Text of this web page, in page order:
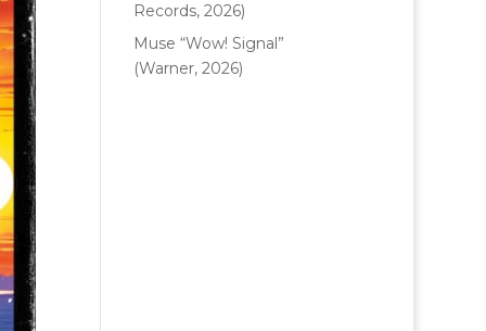
Records, 2026)
Muse “Wow! Signal”
(Warner, 2026)